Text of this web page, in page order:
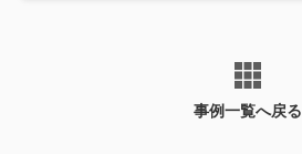
事例一覧へ戻る